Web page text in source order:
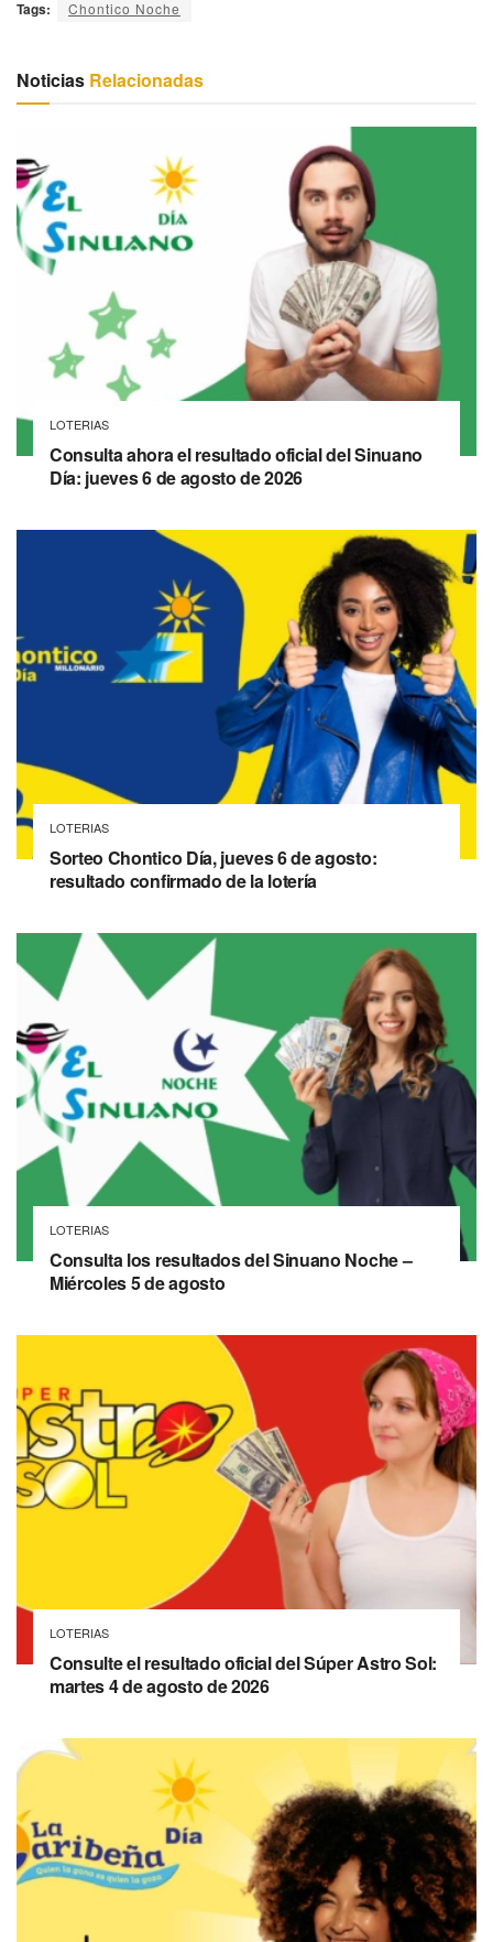
Tags: Chontico Noche
Noticias Relacionadas
LOTERIAS
Consulta ahora el resultado oficial del Sinuano
Día: jueves 6 de agosto de 2026
LOTERIAS
Sorteo Chontico Día, jueves 6 de agosto:
resultado confirmado de la lotería
LOTERIAS
Consulta los resultados del Sinuano Noche –
Miércoles 5 de agosto
LOTERIAS
Consulte el resultado oficial del Súper Astro Sol:
martes 4 de agosto de 2026